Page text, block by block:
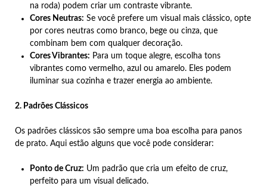
na roda) podem criar um contraste vibrante.
Cores Neutras: Se você prefere um visual mais clássico, opte
por cores neutras como branco, bege ou cinza, que
combinam bem com qualquer decoração.
Cores Vibrantes: Para um toque alegre, escolha tons
vibrantes como vermelho, azul ou amarelo. Eles podem
iluminar sua cozinha e trazer energia ao ambiente.
2. Padrões Clássicos
Os padrões clássicos são sempre uma boa escolha para panos
de prato. Aqui estão alguns que você pode considerar:
Ponto de Cruz: Um padrão que cria um efeito de cruz,
perfeito para um visual delicado.